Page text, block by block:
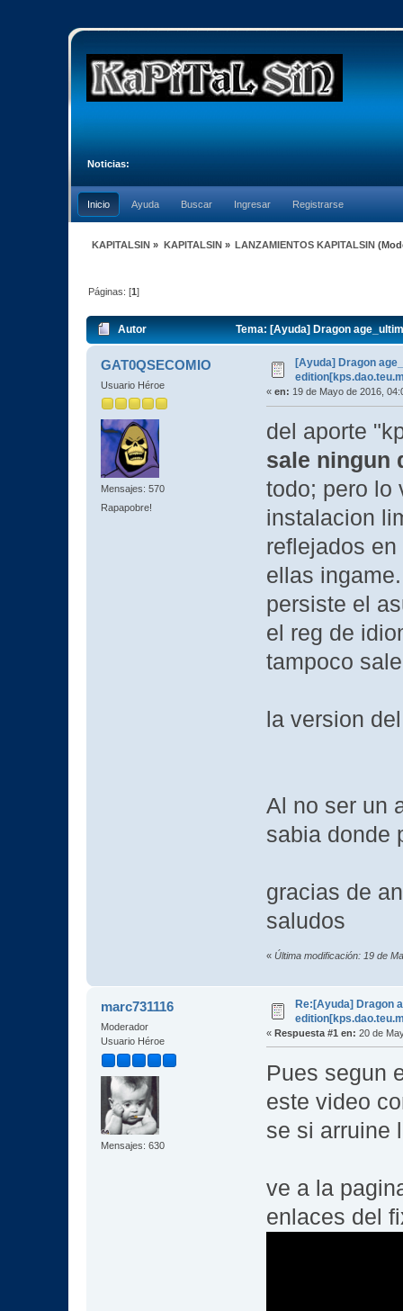
Noticias:
Inicio Ayuda Buscar Ingresar Registrarse
KAPITALSIN » KAPITALSIN» LANZAMIENTOS KAPITALSIN
Páginas: [1]
Autor Tema: [Ayuda] Dragon
GAT0QSECOMIO
Usuario Héroe
Mensajes: 570
Rapapobre!
[Ayuda] Dragon
« en: 19 de Mayo de 2016,
del aporte
sale ningun
todo; pero lo
instalacion
reflejados
ellas
persiste el
el reg de
tampoco
la version
Al no ser un
sabia donde
gracias de
saludos
« Última modificación: 19 de
marc731116
Moderador
Usuario Héroe
Mensajes: 630
Re:[Ayuda] Dragon
« Respuesta #1 en: 20 de
Pues segun
este video
se si arruine
ve a la
enlaces del